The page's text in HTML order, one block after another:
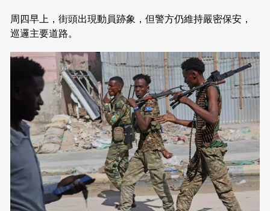
周四早上，街頭出現動員跡象，但警方仍維持嚴密保安，
巡邏主要道路。